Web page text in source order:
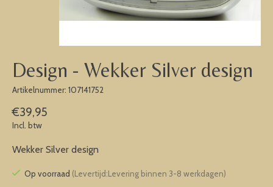
Design - Wekker Silver design
Artikelnummer: 107141752
€39,95
Incl. btw
Wekker Silver design
Op voorraad (Levertijd:Levering binnen 3-8 werkdagen)